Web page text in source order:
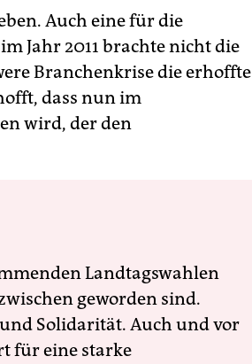
Auch eine für die
Jahr 2011 brachte nicht die
Branchenkrise die erhoffte
dass nun im
wird, der den
Landtagswahlen
geworden sind.
Solidarität. Auch und vor
für eine starke